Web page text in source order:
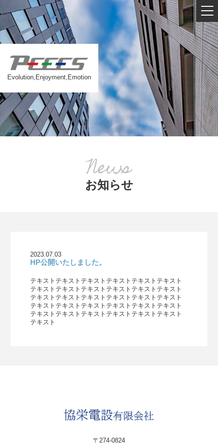
Evolution,Enjoyment,Emotion
お知らせ
2023.07.03
HP公開いたしました。
テキストテキストテキストテキストテキストテキスト
テキストテキストテキストテキストテキストテキスト
テキストテキストテキストテキストテキストテキスト
テキストテキストテキストテキストテキストテキスト
テキストテキストテキストテキストテキストテキスト
テキスト
〒274-0824